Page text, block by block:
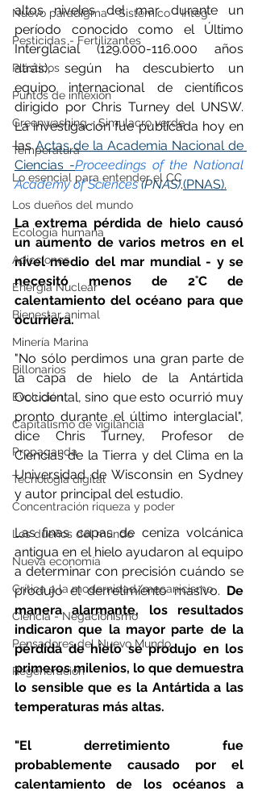
Nuevo paradigma - Sistémico - Integ
Pesticidas - Fertilizantes
Plásticos
Puntos de inflexión
Greenwashing - Simulacro verde
Temperatura
Lo esencial para entender el CC
Los dueños del mundo
Ecología humana
Adicciones
Energía Nuclear
Bienestar animal
Minería Marina
Billonarios
Evolución
Capitalismo de vigilancia
Propaganda
Tecnología digital
Concentración riqueza y poder
Los dueños del mundo
Nueva economía
Crítica a la modernidad/mecanicismo
Ciencia - Negacionismo
Pensadores del Nuevo Mundo
Regeneración
altos niveles del mar durante un
período conocido como el Último
Interglacial (129.000-116.000 años
atrás), según ha descubierto un
equipo internacional de científicos
dirigido por Chris Turney del UNSW.
La investigación fue publicada hoy en
las Actas de la Academia Nacional de
Ciencias -Proceedings of the National
Academy of Sciences (PNAS).(PNAS).
La extrema pérdida de hielo causó
un aumento de varios metros en el
nivel medio del mar mundial - y se
necesitó menos de 2˚C de
calentamiento del océano para que
ocurriera.
"No sólo perdimos una gran parte de
la capa de hielo de la Antártida
Occidental, sino que esto ocurrió muy
pronto durante el último interglacial",
dice Chris Turney, Profesor de
Ciencias de la Tierra y del Clima en la
Universidad de Wisconsin en Sydney
y autor principal del estudio.
Las finas capas de ceniza volcánica
antigua en el hielo ayudaron al equipo
a determinar con precisión cuándo se
produjo el derretimiento masivo. De
manera alarmante, los resultados
indicaron que la mayor parte de la
pérdida de hielo se produjo en los
primeros milenios, lo que demuestra
lo sensible que es la Antártida a las
temperaturas más altas.
"El derretimiento fue
probablemente causado por el
calentamiento de los océanos a